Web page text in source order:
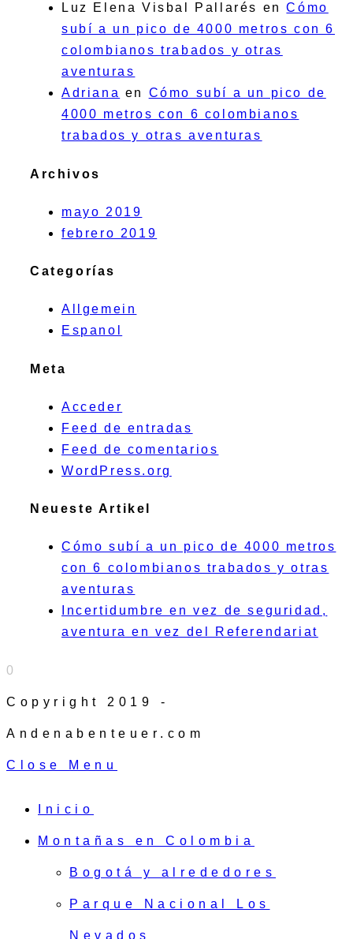
Luz Elena Visbal Pallarés enCómo
subí a un pico de 4000 metros con 6
colombianos trabados y otras
aventuras
Adriana en Cómo subí a un pico de
4000 metros con 6 colombianos
trabados y otras aventuras
Archivos
mayo 2019
febrero 2019
Categorías
Allgemein
Espanol
Meta
Acceder
Feed de entradas
Feed de comentarios
WordPress.org
Neueste Artikel
Cómo subí a un pico de 4000 metros
con 6 colombianos trabados y otras
aventuras
Incertidumbre en vez de seguridad,
aventura en vez del Referendariat
0
Copyright 2019 -
Andenabenteuer.com
Close Menu
Inicio
Montañas en Colombia
Bogotá y alrededores
Parque Nacional Los
Nevados